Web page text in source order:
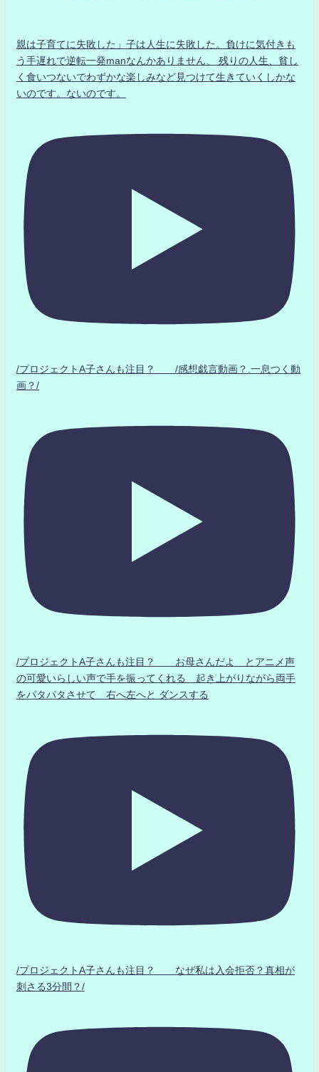
親は子育てに失敗した」子は人生に失敗した。負けに気付きも
う手遅れで逆転一発manなんかありません、 残りの人生、貧し
く食いつないでわずかな楽しみなど見つけて生きていくしかな
いのです。ないのです。
/プロジェクトA子さんも注目？ /感想戯言動画？.一息つく動
画？/
/プロジェクトA子さんも注目？ お母さんだよ とアニメ声
の可愛いらしい声で手を振ってくれる 起き上がりながら両手
をパタパタさせて 右へ左へと ダンスする
/プロジェクトA子さんも注目？ なぜ私は入会拒否？真相が
刺さる3分間？/